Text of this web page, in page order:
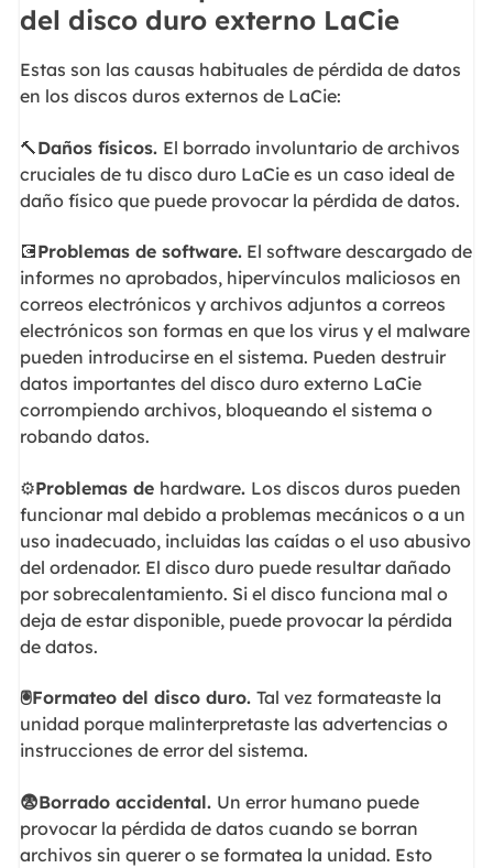
del disco duro externo LaCie
Estas son las causas habituales de pérdida de datos
en los discos duros externos de LaCie:
🔨Daños físicos. El borrado involuntario de archivos
cruciales de tu disco duro LaCie es un caso ideal de
daño físico que puede provocar la pérdida de datos.
💽Problemas de software.El software descargado de
informes no aprobados, hipervínculos maliciosos en
correos electrónicos y archivos adjuntos a correos
electrónicos son formas en que los virus y el malware
pueden introducirse en el sistema. Pueden destruir
datos importantes del disco duro externo LaCie
corrompiendo archivos, bloqueando el sistema o
robando datos.
⚙️Problemas de hardware. Los discos duros pueden
funcionar mal debido a problemas mecánicos o a un
uso inadecuado, incluidas las caídas o el uso abusivo
del ordenador. El disco duro puede resultar dañado
por sobrecalentamiento. Si el disco funciona mal o
deja de estar disponible, puede provocar la pérdida
de datos.
🖲️Formateo del disco duro. Tal vez formateaste la
unidad porque malinterpretaste las advertencias o
instrucciones de error del sistema.
😨Borrado accidental. Un error humano puede
provocar la pérdida de datos cuando se borran
archivos sin querer o se formatea la unidad. Esto